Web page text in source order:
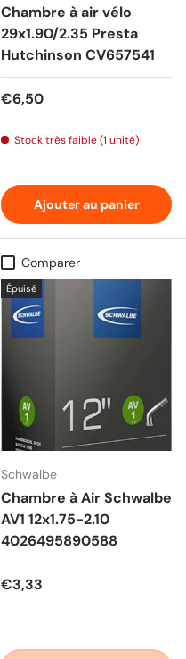
Chambre à air vélo
29x1.90/2.35 Presta
Hutchinson CV657541
Prix habituel
€6,50
Stock très faible (1 unité)
Ajouter au panier
Comparer
Épuisé
Schwalbe
Chambre à Air Schwalbe
AV1 12x1.75-2.10
4026495890588
Prix habituel
€3,33